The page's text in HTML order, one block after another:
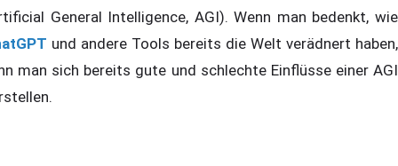
General Intelligence, AGI). Wenn man bedenkt, wie
und andere Tools bereits die Welt verädnert haben,
man sich bereits gute und schlechte Einflüsse einer AGI